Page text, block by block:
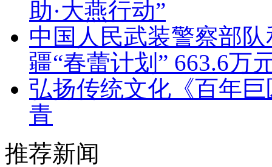
助·大燕行动”
中国人民武装警察部
疆“春蕾计划” 663.6万
弘扬传统文化《百年
青
推荐新闻